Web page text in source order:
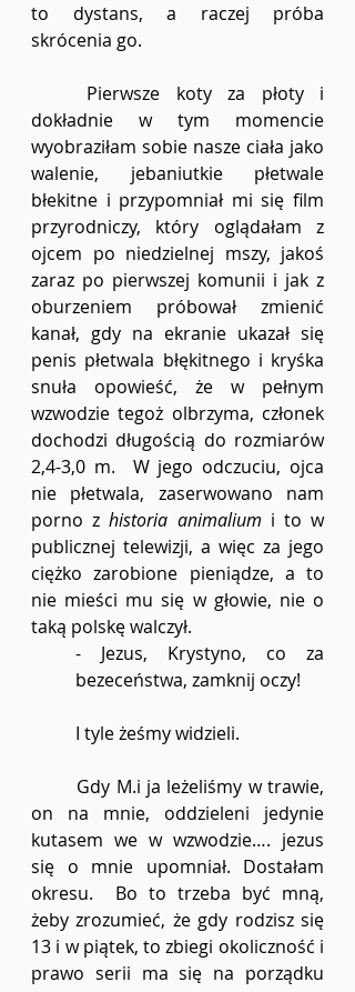
to dystans, a raczej próba
skrócenia go.
dokładnie w tym momencie
wyobraziłam sobie nasze ciała jako
walenie, jebaniutkie płetwale
błekitne i przypomniał mi się film
przyrodniczy, który oglądałam z
ojcem po niedzielnej mszy, jakoś
zaraz po pierwszej komunii i jak z
oburzeniem próbował zmienić
kanał, gdy na ekranie ukazał się
penis płetwala błękitnego i kryśka
snuła opowieść, że w pełnym
wzwodzie tegoż olbrzyma, członek
dochodzi długością do rozmiarów
2,4-3,0 m.  W jego odczuciu, ojca
nie płetwala, zaserwowano nam
porno z historia animalium i to w
publicznej telewizji, a więc za jego
ciężko zarobione pieniądze, a to
nie mieści mu się w głowie, nie o
taką polskę walczył.
- Jezus, Krystyno, co za
bezeceństwa, zamknij oczy!
	I tyle żeśmy widzieli.
on na mnie, oddzieleni jedynie
kutasem we w wzwodzie…. jezus
się o mnie upomniał. Dostałam
okresu.  Bo to trzeba być mną,
żeby zrozumieć, że gdy rodzisz się
13 i w piątek, to zbiegi okoliczność i
prawo serii ma się na porządku